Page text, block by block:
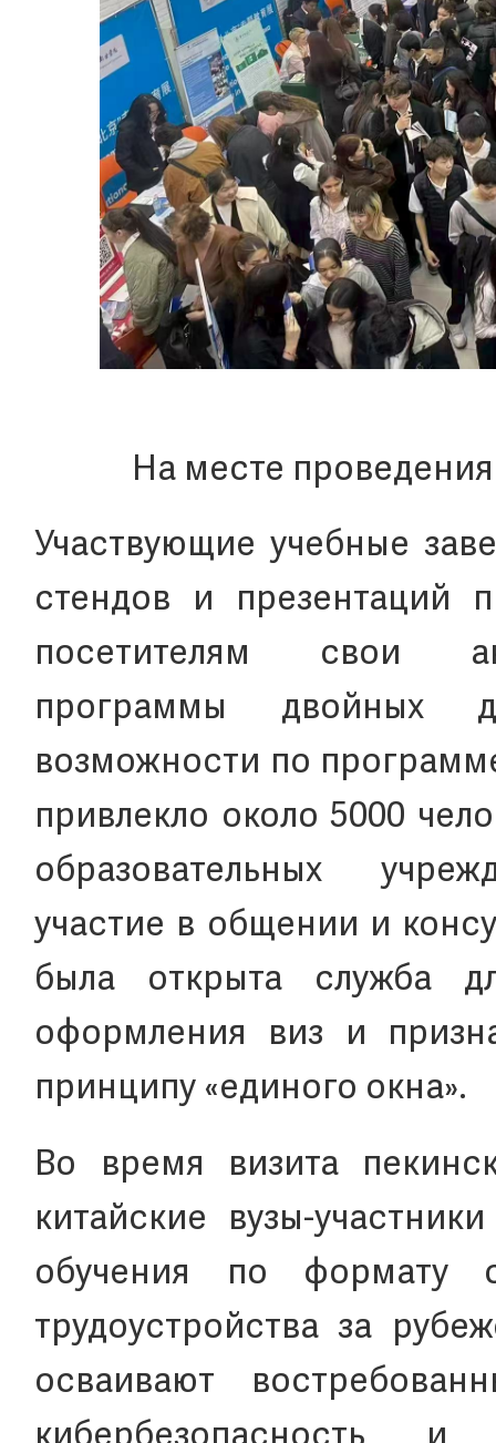
На месте
Участвующие учебные
стендов и презентаций
посетителям свои
программы двойных
возможности по
привлекло около 5000
образовательных
участие в общении и
была открыта служба
оформления виз и
принципу «единого окна».
Во время визита
китайские вузы-
обучения по формату
трудоустройства за
осваивают